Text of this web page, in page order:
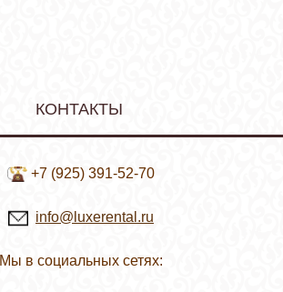
КОНТАКТЫ
+7 (925) 391-52-70
info@luxerental.ru
Мы в социальных сетях: